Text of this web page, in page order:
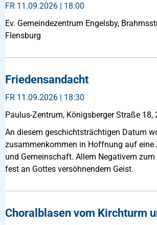
FR 11.09.2026 | 18:00
Ev. Gemeindezentrum Engelsby,
Flensburg
Friedensandacht
FR 11.09.2026 | 18:30
Paulus-Zentrum, Königsberger Straße 18,
An diesem geschichtsträchtigen Datum
zusammenkommen in Hoffnung auf eine
und Gemeinschaft. Allem Negativem
fest an Gottes versöhnendem Geist.
Choralblasen vom Kirchturm